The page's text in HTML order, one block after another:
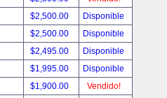
$2,500.00
Disponible
$2,500.00
Disponible
$2,495.00
Disponible
$1,995.00
Disponible
$1,900.00
Vendido!